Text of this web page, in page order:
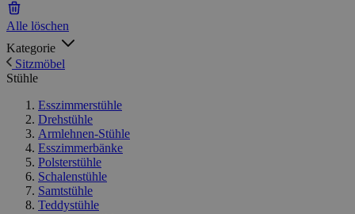
Alle löschen
Kategorie
Sitzmöbel
Stühle
Esszimmerstühle
Drehstühle
Armlehnen-Stühle
Esszimmerbänke
Polsterstühle
Schalenstühle
Samtstühle
Teddystühle